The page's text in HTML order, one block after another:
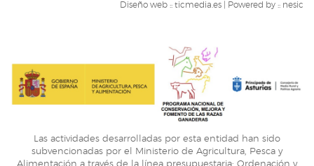
Diseño web :: ticmedia.es | Powered by :: nesic
Las actividades desarrolladas por esta entidad han sido
subvencionadas por el Ministerio de Agricultura, Pesca y